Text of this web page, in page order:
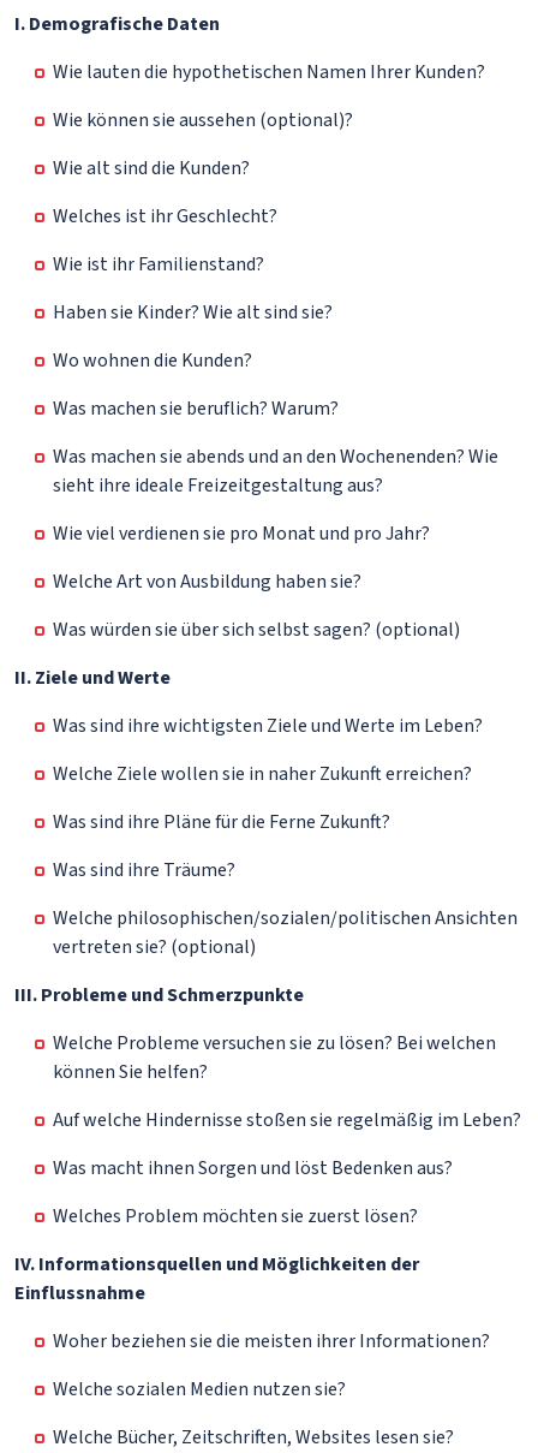
I. Demografische Daten
Wie lauten die hypothetischen Namen Ihrer Kunden?
Wie können sie aussehen (optional)?
Wie alt sind die Kunden?
Welches ist ihr Geschlecht?
Wie ist ihr Familienstand?
Haben sie Kinder? Wie alt sind sie?
Wo wohnen die Kunden?
Was machen sie beruflich? Warum?
Was machen sie abends und an den Wochenenden? Wie
sieht ihre ideale Freizeitgestaltung aus?
Wie viel verdienen sie pro Monat und pro Jahr?
Welche Art von Ausbildung haben sie?
Was würden sie über sich selbst sagen? (optional)
II. Ziele und Werte
Was sind ihre wichtigsten Ziele und Werte im Leben?
Welche Ziele wollen sie in naher Zukunft erreichen?
Was sind ihre Pläne für die Ferne Zukunft?
Was sind ihre Träume?
Welche philosophischen/sozialen/politischen Ansichten
vertreten sie? (optional)
III. Probleme und Schmerzpunkte
Welche Probleme versuchen sie zu lösen? Bei welchen
können Sie helfen?
Auf welche Hindernisse stoßen sie regelmäßig im Leben?
Was macht ihnen Sorgen und löst Bedenken aus?
Welches Problem möchten sie zuerst lösen?
IV. Informationsquellen und Möglichkeiten der
Einflussnahme
Woher beziehen sie die meisten ihrer Informationen?
Welche sozialen Medien nutzen sie?
Welche Bücher, Zeitschriften, Websites lesen sie?